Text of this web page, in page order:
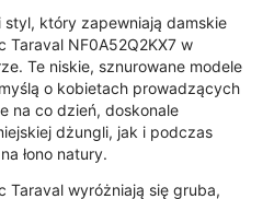
styl, który zapewniają damskie
Taraval NF0A52Q2KX7 w
Te niskie, sznurowane modele
o kobietach prowadzących
na co dzień, doskonale
dżungli, jak i podczas
łono natury.
Taraval wyróżniają się gruba,